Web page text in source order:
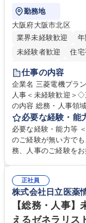
勤務地
大阪府大阪市北区
業界未経験歓迎
未経験者歓迎
住宅
退職金あり
駅近5分以内
土日
仕事の内容
企業名 三菱電機プラントエン
人事＜未経験歓迎＞◇
の内容 総務・人事領
します。 ＜具体的には＞ ・総務/人事労務（給与・社保・勤怠
・採用・教育研修 ・
採用や教育等の業務
出張もございます。
必要な経験・能
必要な経験・能力等
のご経験が無い方で
務、人事のご経験をお持ちの方（
正社員
株式会社日立医薬
【総務・人事
えるゼネラリス